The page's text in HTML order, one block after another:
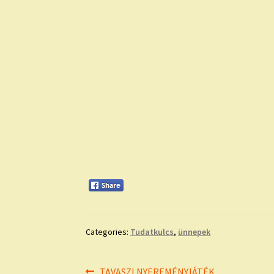
Categories: Tudatkulcs, ünnepek
Previous
TAVASZI NYEREMÉNYJÁTÉK